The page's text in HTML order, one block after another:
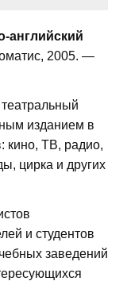
английский
2005. —
театральный
изданием в
кино, ТВ, радио,
цирка и других
и студентов
заведений